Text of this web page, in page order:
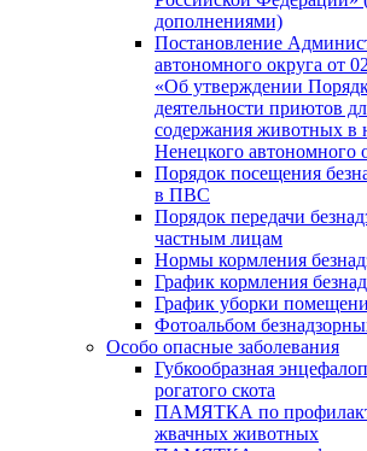
дополнениями)
Постановление
автономного округа от
«Об утверждении
деятельности приютов
содержания животных в
Ненецкого автономного
Порядок посещения
в ПВС
Порядок передачи
частным лицам
Нормы кормления
График кормления
График уборки
Фотоальбом
Особо опасные заболевания
Губкообразная
рогатого скота
ПАМЯТКА по
жвачных животных